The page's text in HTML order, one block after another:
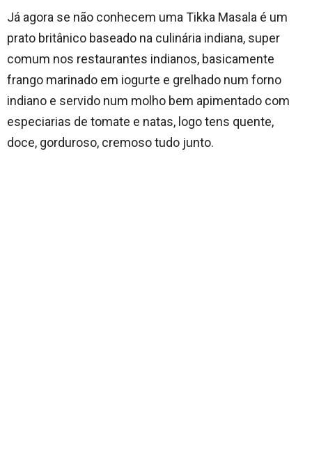
Já agora se não conhecem uma Tikka Masala é um
prato britânico baseado na culinária indiana, super
comum nos restaurantes indianos, basicamente
frango marinado em iogurte e grelhado num forno
indiano e servido num molho bem apimentado com
especiarias de tomate e natas, logo tens quente,
doce, gorduroso, cremoso tudo junto.